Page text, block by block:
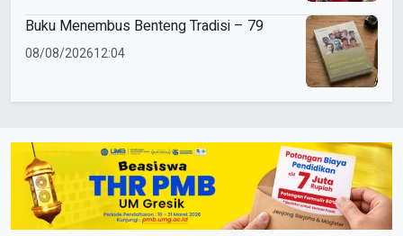
Buku Menembus Benteng Tradisi – 79
08/08/202612:04